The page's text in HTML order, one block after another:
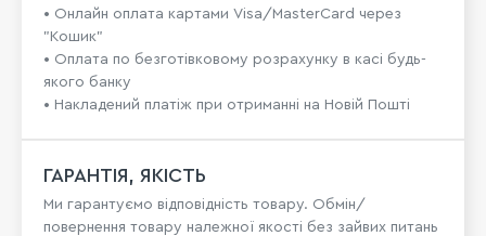
• Онлайн оплата картами Visa/MasterCard через
"Кошик"
• Оплата по безготівковому розрахунку в касі будь-
якого банку
• Накладений платіж при отриманні на Новій Пошті
ГАРАНТІЯ, ЯКІСТЬ
Ми гарантуємо відповідність товару. Обмін/
повернення товару належної якості без зайвих питань